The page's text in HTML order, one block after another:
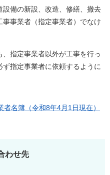
備の新設、改造、修繕、撤去
事業者（指定事業者）でなけ
指定事業者以外が工事を行っ
指定事業者に依頼するように
名簿（令和8年4月1日現在）
わせ先